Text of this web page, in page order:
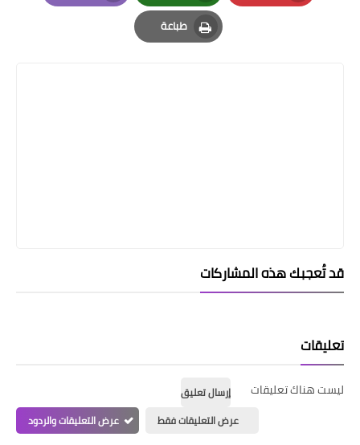
Pinterest
Whatsapp
Email
طباعة
Print
قد تُعجبك هذه المشاركات
تعليقات
ليست هناك تعليقات
إرسال تعليق
عرض التعليقات فقط
عرض التعليقات والردود